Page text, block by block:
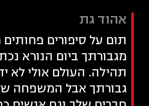
אהוד גת
תום על סיפורים
מגבורתך ביום הנורא
תהילה. העולם אולי לא
גבורתך אבל המשפחה